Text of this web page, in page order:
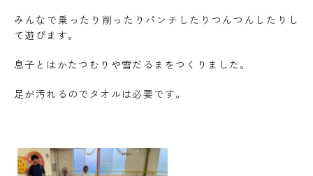
みんなで乗ったり削ったりパンチしたりつんつんしたりし
て遊びます。
息子とはかたつむりや雪だるまをつくりました。
足が汚れるのでタオルは必要です。